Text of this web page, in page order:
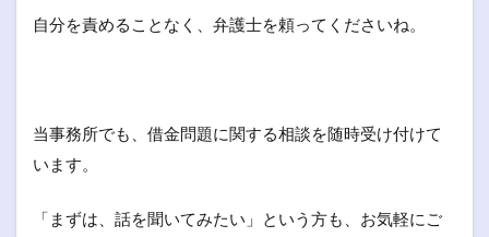
自分を責めることなく、弁護士を頼ってくださいね。
当事務所でも、借金問題に関する相談を随時受け付けて
います。
「まずは、話を聞いてみたい」という方も、お気軽にご